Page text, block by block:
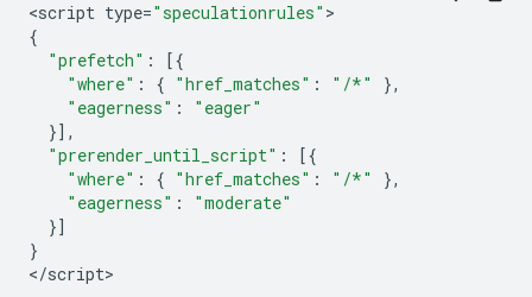
<script type="speculationrules"
{
"prefetch" :
[{
"where" : { "href_matches" : "/*"
},
"eagerness" :
"eager"
}],
"prerender_until_script" :
[{
"where" : { "href_matches" : "/*"
},
"eagerness" :
"moderate"
}]
}
</script